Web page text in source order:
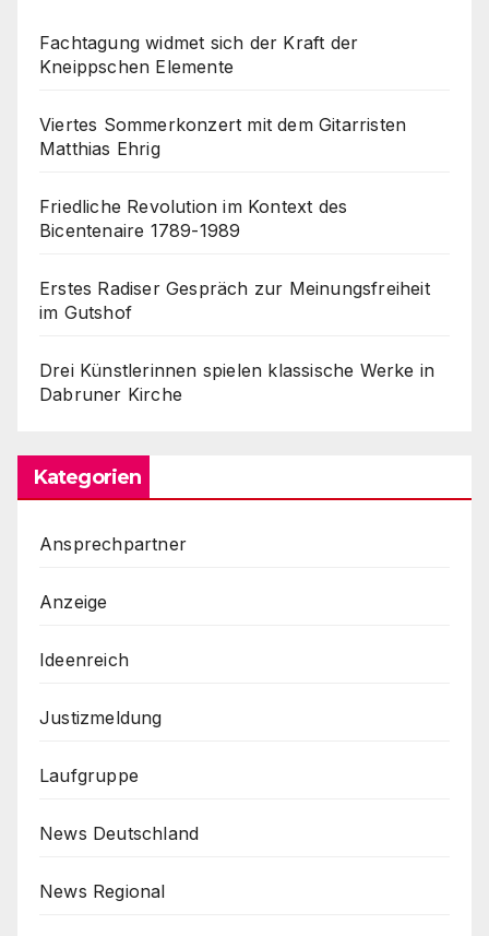
Fachtagung widmet sich der Kraft der
Kneippschen Elemente
Viertes Sommerkonzert mit dem Gitarristen
Matthias Ehrig
Friedliche Revolution im Kontext des
Bicentenaire 1789-1989
Erstes Radiser Gespräch zur Meinungsfreiheit
im Gutshof
Drei Künstlerinnen spielen klassische Werke in
Dabruner Kirche
Kategorien
Ansprechpartner
Anzeige
Ideenreich
Justizmeldung
Laufgruppe
News Deutschland
News Regional